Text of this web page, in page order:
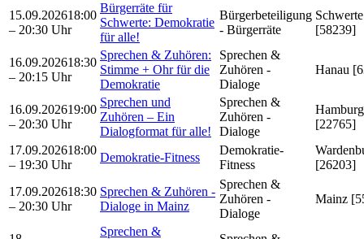
15.09.202618:00
– 20:30 Uhr
Bürgerräte für
Schwerte: Demokratie
für alle!
Bürgerbeteiligung
- Bürgerräte
Schwerte
[58239]
16.09.202618:30
– 20:15 Uhr
Sprechen & Zuhören:
Stimme + Ohr für die
Demokratie
Sprechen &
Zuhören -
Dialoge
Hanau
16.09.202619:00
– 20:30 Uhr
Sprechen und
Zuhören – Ein
Dialogformat für alle!
Sprechen &
Zuhören -
Dialoge
Hamburg
[22765]
17.09.202618:00
– 19:30 Uhr
Demokratie-Fitness
Demokratie-
Fitness
[26203]
17.09.202618:30
– 20:30 Uhr
Sprechen & Zuhören -
Dialoge in Mainz
Sprechen &
Zuhören -
Dialoge
Mainz
Sprechen &